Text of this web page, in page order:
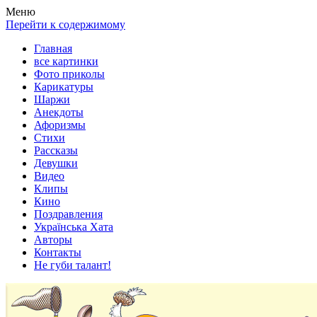
Весела хата — прикольные картинки, смешные истории, клипы!
Покажем всем ваши фото приколы, карикатуры, шаржи, стихи,
Меню
Перейти к содержимому
Главная
все картинки
Фото приколы
Карикатуры
Шаржи
Анекдоты
Афоризмы
Стихи
Рассказы
Девушки
Видео
Клипы
Кино
Поздравления
Українська Хата
Авторы
Контакты
Не губи талант!